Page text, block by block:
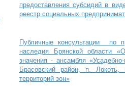
предоставления субсидий в
реестр социальных
Публичные консультации по
наследия Брянской области
значения - ансамбля
Брасовский район, п. Локоть,
территорий зон»